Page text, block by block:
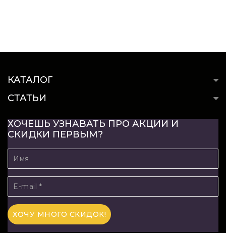
КАТАЛОГ
СТАТЬИ
ХОЧЕШЬ УЗНАВАТЬ ПРО АКЦИИ И
СКИДКИ ПЕРВЫМ?